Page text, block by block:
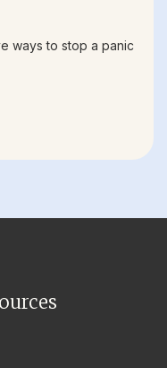
ways to stop a panic